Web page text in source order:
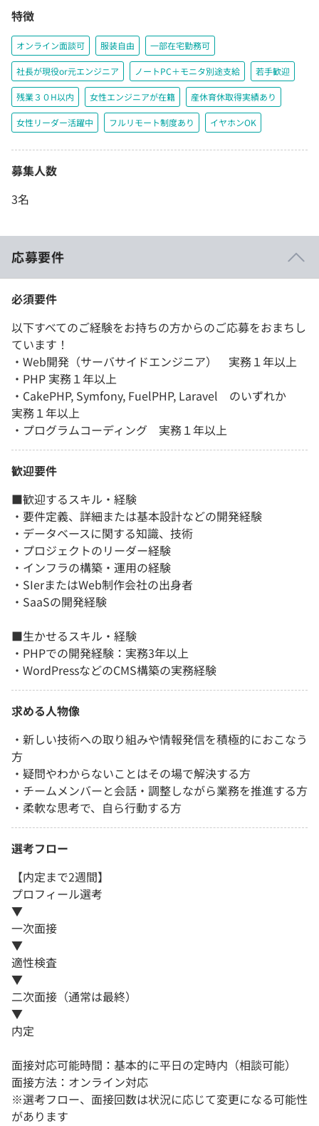
特徴
オンライン面談可 服装自由 一部在宅勤務可
社長が現役or元エンジニア ノートPC＋モニタ別途支給 若手歓迎
残業３０H以内 女性エンジニアが在籍 産休育休取得実績あり
女性リーダー活躍中 フルリモート制度あり イヤホンOK
募集人数
3名
応募要件
必須要件
以下すべてのご経験をお持ちの方からのご応募をおまちし
ています！
・Web開発（サーバサイドエンジニア） 実務１年以上
・PHP 実務１年以上
・CakePHP, Symfony, FuelPHP, Laravel のいずれか
実務１年以上
・プログラムコーディング 実務１年以上
歓迎要件
■歓迎するスキル・経験
・要件定義、詳細または基本設計などの開発経験
・データベースに関する知識、技術
・プロジェクトのリーダー経験
・インフラの構築・運用の経験
・SIerまたはWeb制作会社の出身者
・SaaSの開発経験
■生かせるスキル・経験
・PHPでの開発経験：実務3年以上
・WordPressなどのCMS構築の実務経験
求める人物像
・新しい技術への取り組みや情報発信を積極的におこなう
方
・疑問やわからないことはその場で解決する方
・チームメンバーと会話・調整しながら業務を推進する方
・柔軟な思考で、自ら行動する方
選考フロー
【内定まで2週間】
プロフィール選考
▼
一次面接
▼
適性検査
▼
二次面接（通常は最終）
▼
内定
面接対応可能時間：基本的に平日の定時内（相談可能）
面接方法：オンライン対応
※選考フロー、面接回数は状況に応じて変更になる可能性
があります